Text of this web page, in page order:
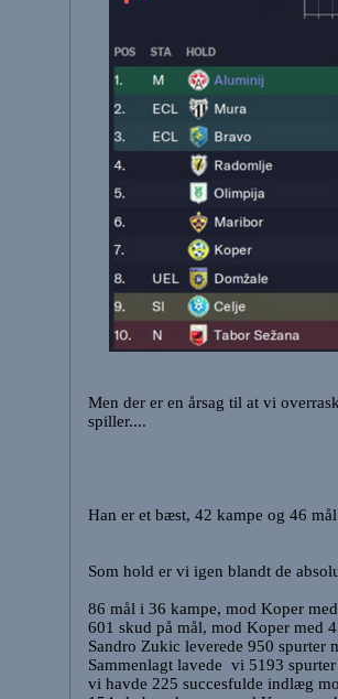
Men der er en årsag til at vi
spiller....
Han er et bæst, 42 kampe og 46
Som hold er vi igen blandt de
86 mål i 36 kampe, mod Koper
601 skud på mål, mod Koper med
Sandro Zukic leverede 950 spurter
Sammenlagt lavede vi 5193
vi havde 225 succesfulde indlæg